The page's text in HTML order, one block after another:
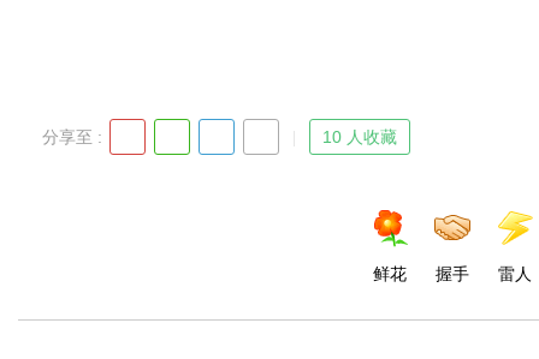
分享至 : 10 人收藏
鲜花 握手 雷人